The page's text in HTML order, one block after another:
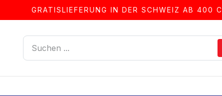
GRATISLIEFERUNG IN DER SCHWEIZ AB 400